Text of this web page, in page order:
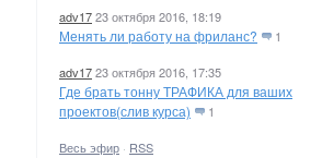
adv1723 октября 2016, 18:19
Менять ли работу на фриланс? 1
adv1723 октября 2016, 17:35
Где брать тонну ТРАФИКА для ваших
проектов(слив курса)
1
Весь эфир · RSS